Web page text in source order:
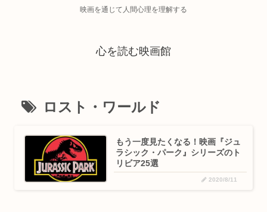
映画を通じて人間心理を理解する
心を読む映画館
ロスト・ワールド
もう一度見たくなる！映画『ジュ
ラシック・パーク』シリーズのト
リビア25選
2020/8/11